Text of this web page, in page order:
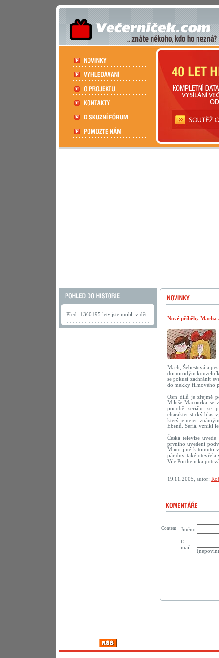
Před -1360195 lety jste mohli vidět .
Nové příběhy Macha
Mach, Šebestová a
domorodým
se pokusí zachránit
do mekky filmového
Osm dílů je zřejmě
Miloše Macourka se
podobě seriálu se
charakteristický hlas
který je nejen
Ebenů. Seriál vznikl
Česká televize
prvního uvedení
Mimo jiné k tomuto
pár dny také otevřela
Vile Portheimka
19.11.2005, autor:
Jméno:
E-
mail:
Content